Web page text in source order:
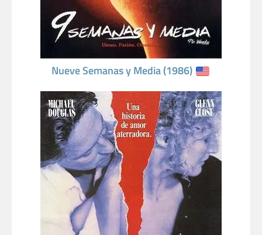
Nueve Semanas y Media (1986)